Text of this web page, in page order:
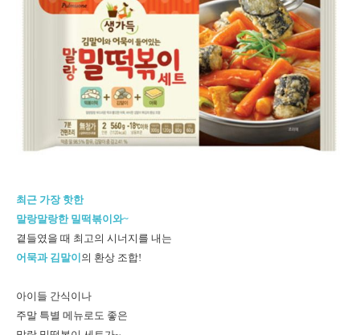
최근 가장 핫한
말랑말랑한 밀떡볶이와~
곁들였을 때 최고의 시너지 를 내는
어묵과 김말이의 환상 조합!
아이들 간식이나
주말 특별 메뉴로도 좋은